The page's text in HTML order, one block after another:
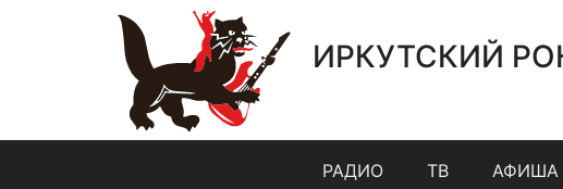
ИРКУТСКИЙ
РАДИО ТВ АФИША